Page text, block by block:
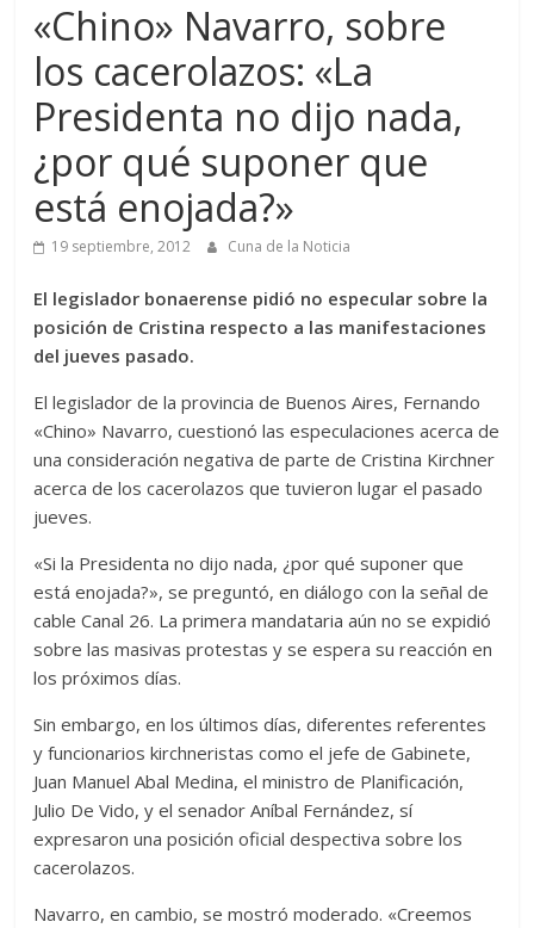
«Chino» Navarro, sobre
los cacerolazos: «La
Presidenta no dijo nada,
¿por qué suponer que
está enojada?»
19 septiembre, 2012 Cuna de la Noticia
El legislador bonaerense pidió no especular sobre la
posición de Cristina respecto a las manifestaciones
del jueves pasado.
El legislador de la provincia de Buenos Aires, Fernando
«Chino» Navarro, cuestionó las especulaciones acerca de
una consideración negativa de parte de Cristina Kirchner
acerca de los cacerolazos que tuvieron lugar el pasado
jueves.
«Si la Presidenta no dijo nada, ¿por qué suponer que
está enojada?», se preguntó, en diálogo con la señal de
cable Canal 26. La primera mandataria aún no se expidió
sobre las masivas protestas y se espera su reacción en
los próximos días.
Sin embargo, en los últimos días, diferentes referentes
y funcionarios kirchneristas como el jefe de Gabinete,
Juan Manuel Abal Medina, el ministro de Planificación,
Julio De Vido, y el senador Aníbal Fernández, sí
expresaron una posición oficial despectiva sobre los
cacerolazos.
Navarro, en cambio, se mostró moderado. «Creemos